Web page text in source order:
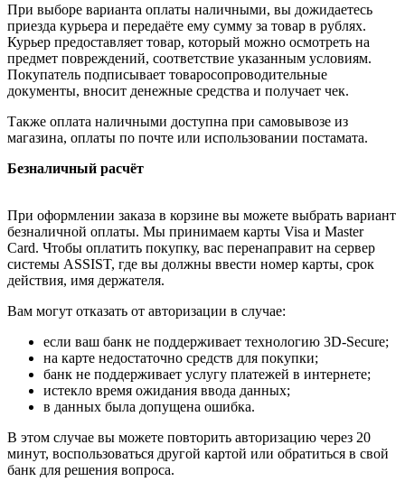
При выборе варианта оплаты наличными, вы дожидаетесь
приезда курьера и передаёте ему сумму за товар в рублях.
Курьер предоставляет товар, который можно осмотреть на
предмет повреждений, соответствие указанным условиям.
Покупатель подписывает товаросопроводительные
документы, вносит денежные средства и получает чек.
Также оплата наличными доступна при самовывозе из
магазина, оплаты по почте или использовании постамата.
Безналичный расчёт
При оформлении заказа в корзине вы можете выбрать вариант
безналичной оплаты. Мы принимаем карты Visa и Master
Card. Чтобы оплатить покупку, вас перенаправит на сервер
системы ASSIST, где вы должны ввести номер карты, срок
действия, имя держателя.
Вам могут отказать от авторизации в случае:
если ваш банк не поддерживает технологию 3D-Secure;
на карте недостаточно средств для покупки;
банк не поддерживает услугу платежей в интернете;
истекло время ожидания ввода данных;
в данных была допущена ошибка.
В этом случае вы можете повторить авторизацию через 20
минут, воспользоваться другой картой или обратиться в свой
банк для решения вопроса.